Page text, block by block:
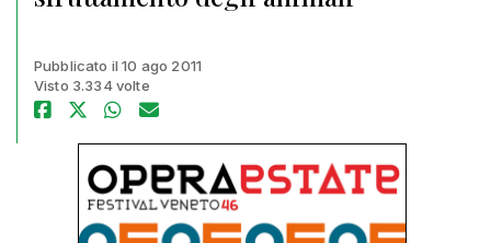
Pubblicato il 10 ago 2011
Visto 3.334 volte